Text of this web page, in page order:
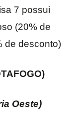
7 possui
(20% de
de desconto)
Oeste)